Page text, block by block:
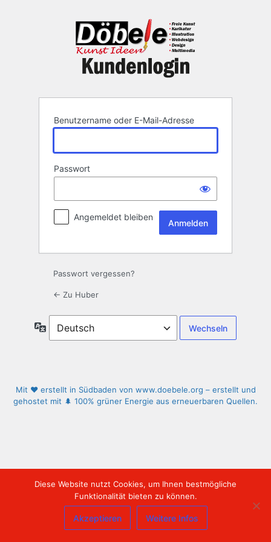
Benutzername oder E-Mail-Adresse
Passwort
Angemeldet bleiben
Passwort vergessen?
← Zu Huber
Sprache
Mit ❤️ erstellt in Südbaden von www.doebele.org – erstellt und
gehostet mit 🌲 100% grüner Energie aus erneuerbaren Quellen.
Diese Website nutzt Cookies, um Ihnen bestmögliche
Funktionalität bieten zu können.
Akzeptieren Weitere Infos